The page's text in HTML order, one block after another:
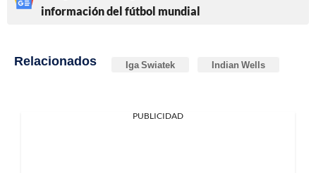
información del fútbol mundial
Relacionados Iga Swiatek Indian Wells
PUBLICIDAD